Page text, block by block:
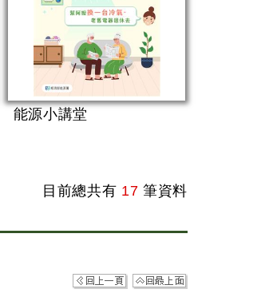
能源小講堂
目前總共有 17 筆資料